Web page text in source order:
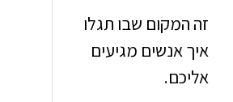
שבו תגלו
מגיעים